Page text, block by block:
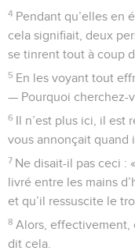
4 Pendant qu’elles en
cela signifiait, deux
se tinrent tout à coup
5 En les voyant tout
— Pourquoi cherchez-
6 Il n’est plus ici, il est
vous annonçait quand
7 Ne disait-il pas ceci :
livré entre les mains
et qu’il ressuscite le
8 Alors, effectivement,
dit cela.